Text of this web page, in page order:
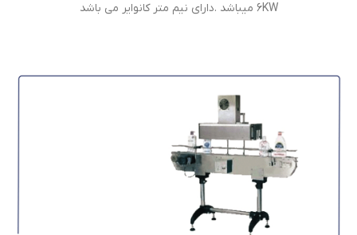
6KW ميباشد .دارای نیم متر کانوایر می باشد